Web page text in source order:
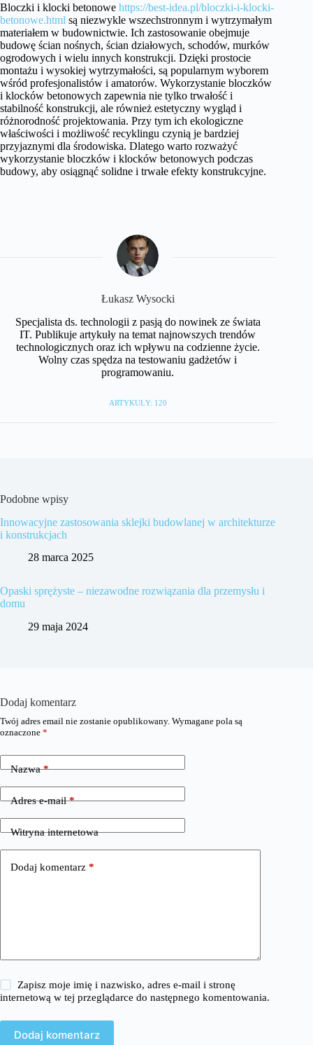
Bloczki i klocki betonowe https://best-idea.pl/bloczki-i-klocki-
betonowe.html są niezwykle wszechstronnym i wytrzymałym
materiałem w budownictwie. Ich zastosowanie obejmuje
budowę ścian nośnych, ścian działowych, schodów, murków
ogrodowych i wielu innych konstrukcji. Dzięki prostocie
montażu i wysokiej wytrzymałości, są popularnym wyborem
wśród profesjonalistów i amatorów. Wykorzystanie bloczków
i klocków betonowych zapewnia nie tylko trwałość i
stabilność konstrukcji, ale również estetyczny wygląd i
różnorodność projektowania. Przy tym ich ekologiczne
właściwości i możliwość recyklingu czynią je bardziej
przyjaznymi dla środowiska. Dlatego warto rozważyć
wykorzystanie bloczków i klocków betonowych podczas
budowy, aby osiągnąć solidne i trwałe efekty konstrukcyjne.
Łukasz Wysocki
Specjalista ds. technologii z pasją do nowinek ze świata
IT. Publikuje artykuły na temat najnowszych trendów
technologicznych oraz ich wpływu na codzienne życie.
Wolny czas spędza na testowaniu gadżetów i
programowaniu.
ARTYKUŁY: 120
Podobne wpisy
Innowacyjne zastosowania sklejki budowlanej w architekturze
i konstrukcjach
28 marca 2025
Opaski sprężyste – niezawodne rozwiązania dla przemysłu i
domu
29 maja 2024
Dodaj komentarz
Twój adres email nie zostanie opublikowany. Wymagane pola są
oznaczone *
Nazwa*
Adres e-mail*
Witryna internetowa
Dodaj komentarz *
Zapisz moje imię i nazwisko, adres e-mail i stronę
internetową w tej przeglądarce do następnego komentowania.
Dodaj komentarz